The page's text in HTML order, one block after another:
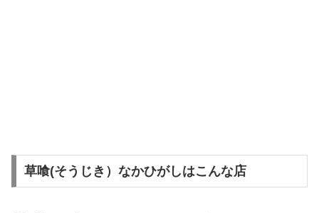
草喰(そうじき）なかひがしはこんな店